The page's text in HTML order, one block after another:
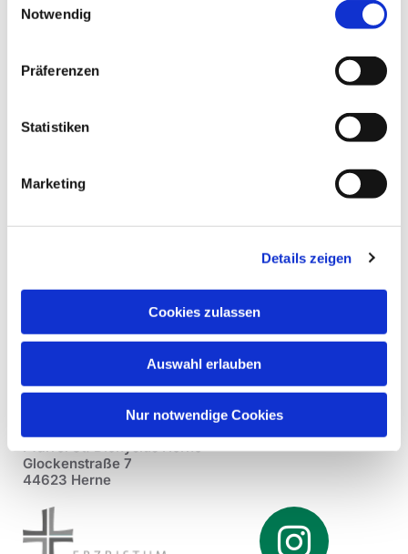
Notwendig
Präferenzen
Statistiken
Marketing
Details zeigen
Cookies zulassen
Auswahl erlauben
Nur notwendige Cookies
Glockenstraße 7
44623 Herne